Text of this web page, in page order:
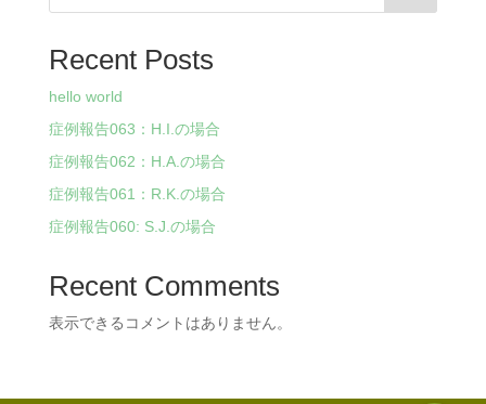
Recent Posts
hello world
症例報告063：H.I.の場合
症例報告062：H.A.の場合
症例報告061：R.K.の場合
症例報告060: S.J.の場合
Recent Comments
表示できるコメントはありません。